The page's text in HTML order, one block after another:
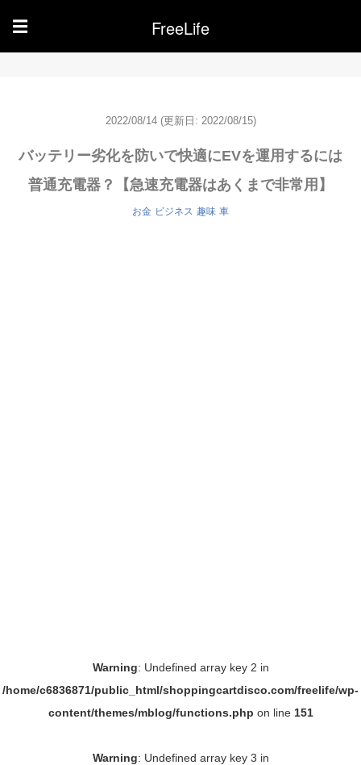
☰ FreeLife
2022/08/14 (更新日: 2022/08/15)
バッテリー劣化を防いで快適にEVを運用するには
普通充電器？【急速充電器はあくまで非常用】
お金 ビジネス 趣味 車
Warning: Undefined array key 2 in
/home/c6836871/public_html/shoppingcartdisco.com/freelife/wp-
content/themes/mblog/functions.php on line 151
Warning: Undefined array key 3 in